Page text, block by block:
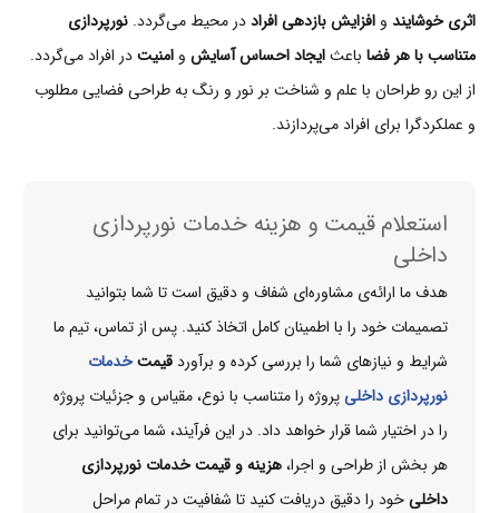
اثری خوشایند و افزایش بازدهی افراددر محیط می‌گردد. نورپردازی
متناسب با هر فضا باعثایجاد احساس آسایش و امنیتدر افراد می‌گردد.
از این رو طراحان با علم و شناخت بر نور و رنگ به طراحی فضایی مطلوب
و عملکردگرا برای افراد می‌پردازند.
استعلام قیمت و هزینه خدمات نورپردازی
داخلی
هدف ما ارائه‌ی مشاوره‌ای شفاف و دقیق است تا شما بتوانید
تصمیمات خود را با اطمینان کامل اتخاذ کنید. پس از تماس، تیم ما
شرایط و نیازهای شما را بررسی کرده و برآوردقیمتخدمات
نورپردازی داخلیپروژه‌ را متناسب با نوع، مقیاس و جزئیات پروژه
را در اختیار شما قرار خواهد داد. در این فرآیند، شما می‌توانید برای
هر بخش از طراحی و اجرا،هزینه و قیمت خدمات نورپردازی
داخلیخود را دقیق دریافت کنید تا شفافیت در تمام مراحل